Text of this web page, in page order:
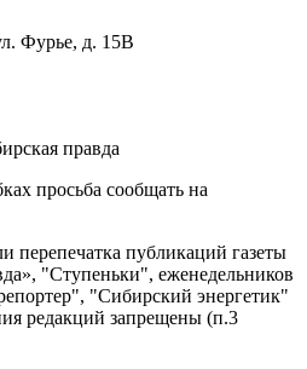
Фурье, д. 15В
правда
просьба сообщать на
перепечатка публикаций газеты
"Ступеньки", еженедельников
"Сибирский энергетик"
редакций запрещены (п.3